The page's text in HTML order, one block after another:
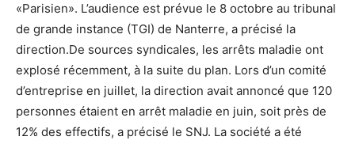
«Parisien». L’audience est prévue le 8 octobre au tribunal
de grande instance (TGI) de Nanterre, a précisé la
direction.De sources syndicales, les arrêts maladie ont
explosé récemment, à la suite du plan. Lors d’un comité
d’entreprise en juillet, la direction avait annoncé que 120
personnes étaient en arrêt maladie en juin, soit près de
12% des effectifs, a précisé le SNJ. La société a été